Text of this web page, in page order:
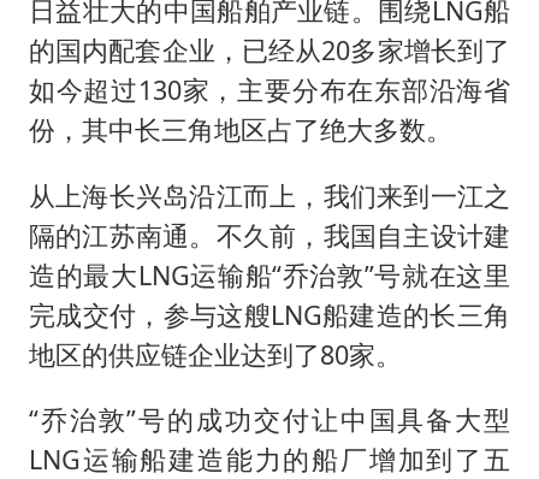
日益壮大的中国船舶产业链。围绕LNG船
的国内配套企业，已经从20多家增长到了
如今超过130家，主要分布在东部沿海省
份，其中长三角地区占了绝大多数。
从上海长兴岛沿江而上，我们来到一江之
隔的江苏南通。不久前，我国自主设计建
造的最大LNG运输船“乔治敦”号就在这里
完成交付，参与这艘LNG船建造的长三角
地区的供应链企业达到了80家。
“乔治敦”号的成功交付让中国具备大型
LNG运输船建造能力的船厂增加到了五